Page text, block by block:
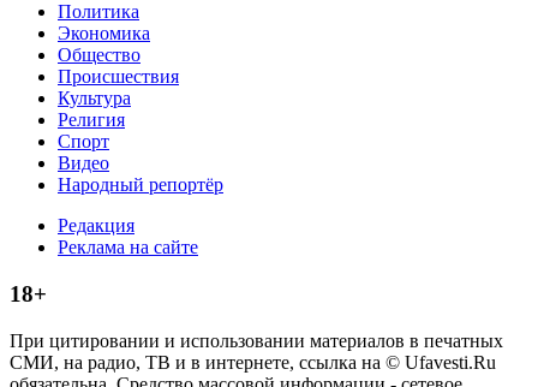
Политика
Экономика
Общество
Происшествия
Культура
Религия
Спорт
Видео
Народный репортёр
Редакция
Реклама на сайте
18+
При цитировании и использовании материалов в печатных
СМИ, на радио, ТВ и в интернете, ссылка на © Ufavesti.Ru